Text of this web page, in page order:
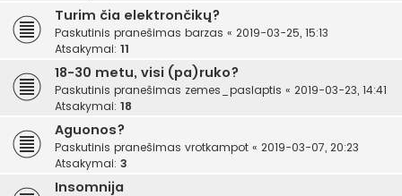
Turim čia elektrončikų?
Paskutinis pranešimas barzas « 2019-03-25, 15:13
Atsakymai: 11
18-30 metu, visi (pa)ruko?
Paskutinis pranešimas zemes_paslaptis « 2019-03-23, 14:41
Atsakymai: 18
Aguonos?
Paskutinis pranešimas vrotkampot « 2019-03-07, 20:23
Atsakymai: 3
Insomnija